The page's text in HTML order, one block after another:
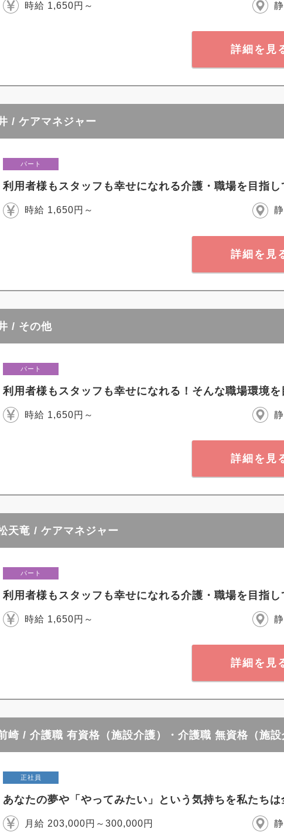
時給 1,650円～
詳細を見
/ ケアマネジャー
パート
利用者様もスタッフも幸せになれる介護・職場を目指し
時給 1,650円～
詳細を見
/ その他
パート
利用者様もスタッフも幸せになれる！そんな職場環境
時給 1,650円～
詳細を見
天竜 / ケアマネジャー
パート
利用者様もスタッフも幸せになれる介護・職場を目指し
時給 1,650円～
詳細を見
崎 / 介護職 有資格（施設介護）・介護職 無資格（施設
正社員
あなたの夢や「やってみたい」という気持ちを私たちは
月給 203,000円～300,000円